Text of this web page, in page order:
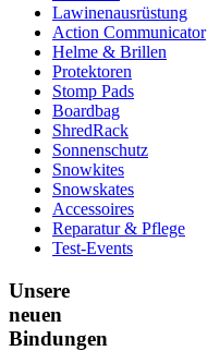
Lawinenausrüstung
Action Communicator
Helme & Brillen
Protektoren
Stomp Pads
Boardbag
ShredRack
Sonnenschutz
Snowkites
Snowskates
Accessoires
Reparatur & Pflege
Test-Events
Unsere
neuen
Bindungen